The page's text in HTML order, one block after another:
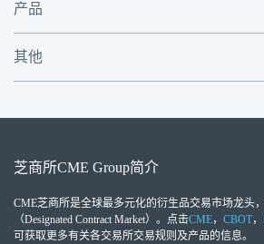
产品
其他
芝商所CME Group简介
CME芝商所是全球最多元化的衍生品交易市场龙头
（Designated Contract Market）。点击CME， CBOT，
可获取更多有关各交易所交易规则及产品的信息。